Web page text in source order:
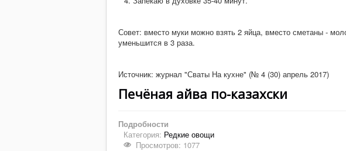
Совет: вместо муки можно взять 2 яйца, вместо сметаны -
уменьшится в 3 раза.
Источник: журнал "Сваты На кухне" (№ 4 (30) апрель 2017)
Печёная айва по-казахски
Подробности
Категория: Редкие овощи
Просмотров: 1077